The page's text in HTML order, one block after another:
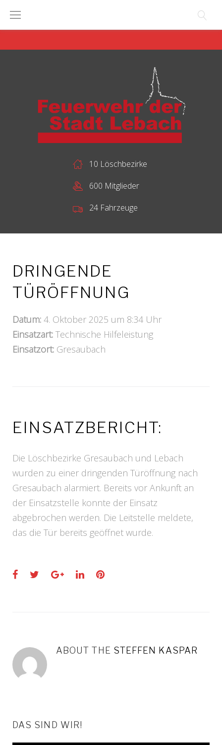
10 Löschbezirke
600 Mitglieder
24 Fahrzeuge
DRINGENDE
TÜRÖFFNUNG
Datum: 4. Oktober 2025 um 8:34 Uhr
Einsatzart: Technische Hilfeleistung
Einsatzort: Gresaubach
EINSATZBERICHT:
Die Löschbezirke Gresaubach und Lebach
wurden zu einer dringenden Türöffnung nach
Gresaubach alarmiert. Bereits vor Ankunft an
der Einsatzstelle konnte der Einsatz
abgebrochen werden. Die Leitstelle meldete,
das die Tür bereits geöffnet wurde.
Facebook
TwitterGoogle+LinkedInPinterest
ABOUT THE STEFFEN KASPAR
DAS SIND WIR!